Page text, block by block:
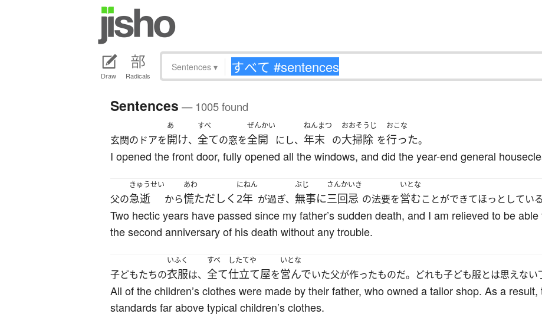
Draw Radicals
Sentences ▾
Sentences — 1005 found
玄関のドアを
あ
開け、
すべ
全ての窓を
ぜんかい
全開 にし、
ねんまつ
年末 の
おおそうじ
大掃除 を
おこな
行った。
I opened the front door, fully opened all the windows, and did the year-end general
父の
きゅうせい
急逝 から
あわ
慌ただしく
にねん
2年 が過ぎ、
ぶじ
無事に
さんかいき
三回忌 の法要を
いとな
営むことができてほっとしている
Two hectic years have passed since my father’s sudden death, and I am relieved to be
the second anniversary of his death without any trouble.
子どもたちの
いふく
衣服は、
すべ
全て
したてや
仕立て屋を
いとな
営んでいた父が作ったものだ。どれも子ども服とは思えない
All of the children’s clothes were made by their father, who owned a tailor shop. As a
standards far above typical children’s clothes.